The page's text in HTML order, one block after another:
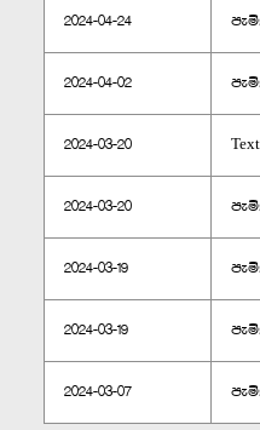
2024-04-24
2024-04-02
2024-03-20
2024-03-20
2024-03-19
2024-03-19
2024-03-07